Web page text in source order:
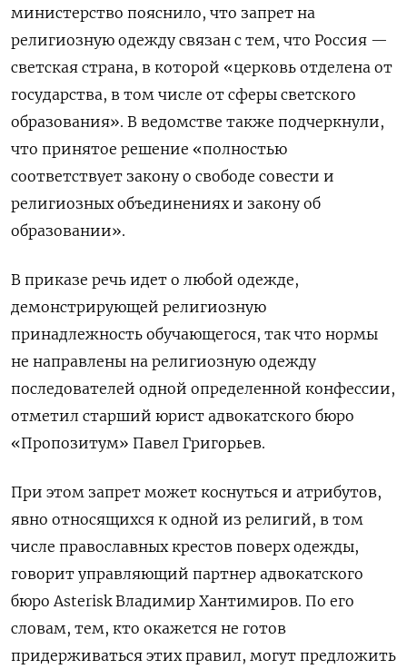
министерство пояснило, что запрет на
религиозную одежду связан с тем, что Россия —
светская страна, в которой «церковь отделена от
государства, в том числе от сферы светского
образования». В ведомстве также подчеркнули,
что принятое решение «полностью
соответствует закону о свободе совести и
религиозных объединениях и закону об
образовании».
В приказе речь идет о любой одежде,
демонстрирующей религиозную
принадлежность обучающегося, так что нормы
не направлены на религиозную одежду
последователей одной определенной конфессии,
отметил старший юрист адвокатского бюро
«Пропозитум» Павел Григорьев.
При этом запрет может коснуться и атрибутов,
явно относящихся к одной из религий, в том
числе православных крестов поверх одежды,
говорит управляющий партнер адвокатского
бюро Asterisk Владимир Хантимиров. По его
словам, тем, кто окажется не готов
придерживаться этих правил, могут предложить